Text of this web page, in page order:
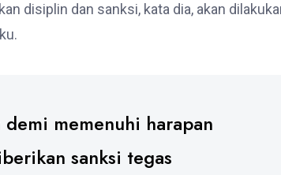
disiplin dan sanksi, kata dia, akan
memenuhi harapan
sanksi tegas